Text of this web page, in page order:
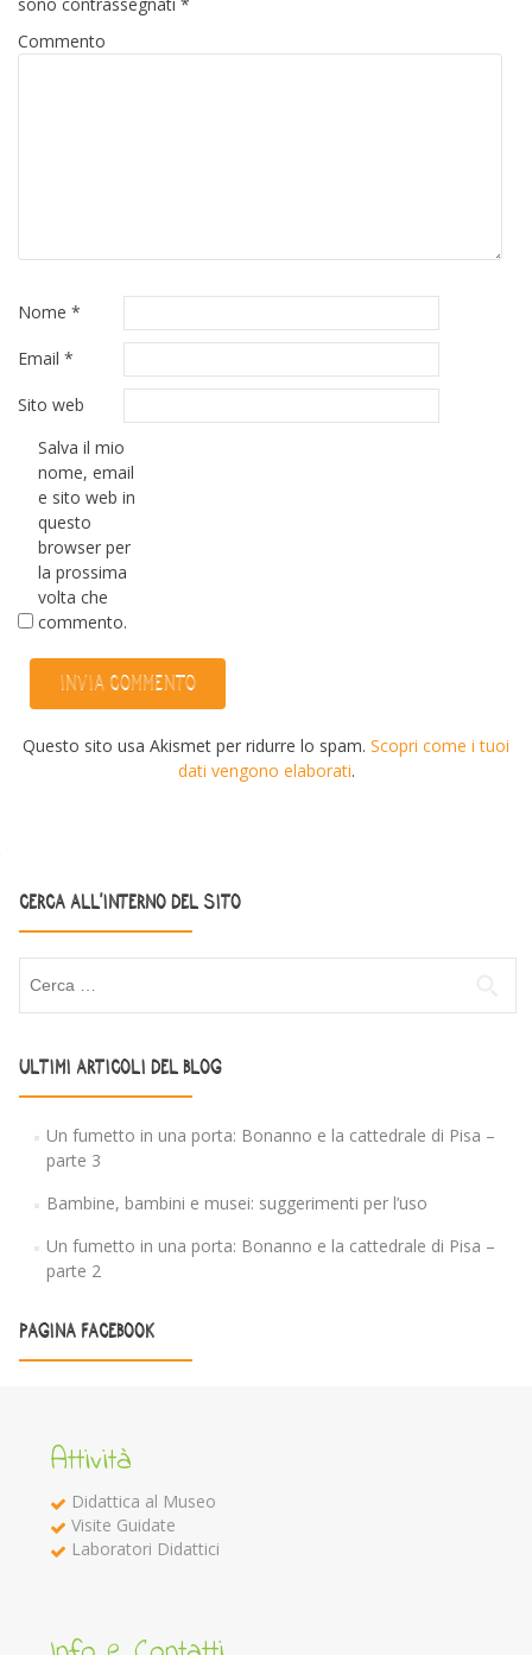
sono contrassegnati *
Commento
Nome *
Email *
Sito web
Salva il mio
nome, email
e sito web in
questo
browser per
la prossima
volta che
commento.
Questo sito usa Akismet per ridurre lo spam. Scopri come i tuoi
dati vengono elaborati.
CERCA ALL’INTERNO DEL SITO
ULTIMI ARTICOLI DEL BLOG
Un fumetto in una porta: Bonanno e la cattedrale di Pisa –
parte 3
Bambine, bambini e musei: suggerimenti per l’uso
Un fumetto in una porta: Bonanno e la cattedrale di Pisa –
parte 2
PAGINA FACEBOOK
Attività
Didattica al Museo
Visite Guidate
Laboratori Didattici